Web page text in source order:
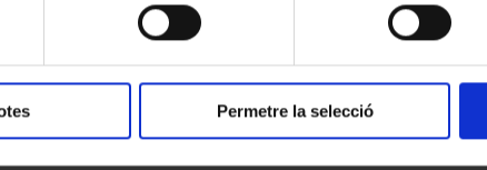
Permetre la selecció